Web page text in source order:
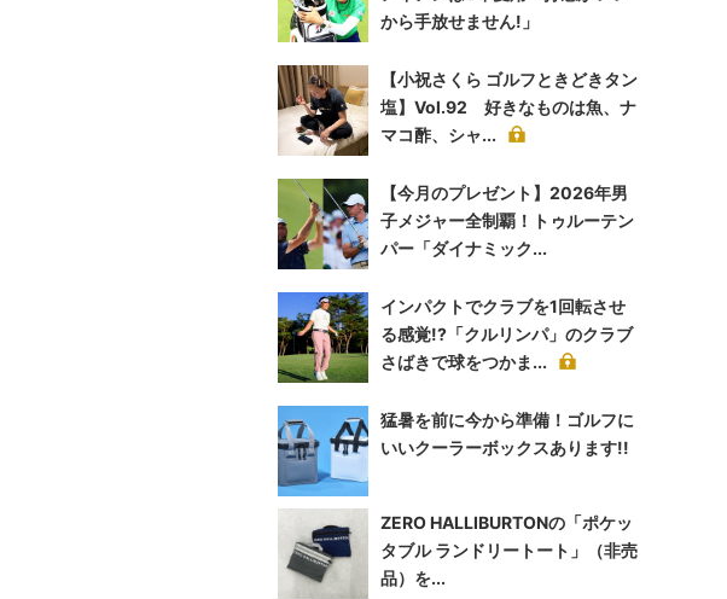
から手放せません!」
【小祝さくら ゴルフときどきタン
塩】Vol.92 好きなものは魚、ナ
マコ酢、シャ...
【今月のプレゼント】2026年男
子メジャー全制覇！トゥルーテン
パー「ダイナミック...
インパクトでクラブを1回転させ
る感覚!?「クルリンパ」のクラブ
さばきで球をつかま...
猛暑を前に今から準備！ゴルフに
いいクーラーボックスあります!!
ZERO HALLIBURTONの「ポケッ
タブル ランドリートート」（非売
品）を...